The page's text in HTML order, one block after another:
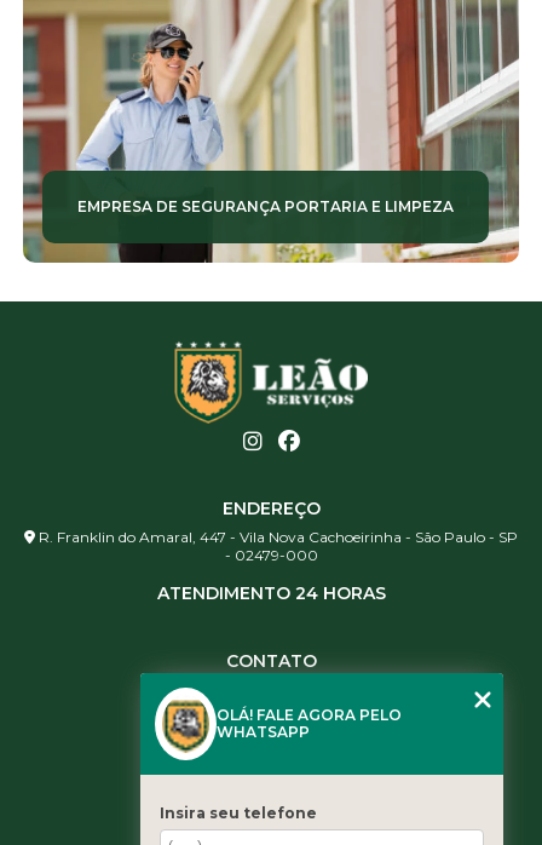
EMPRESA DE SEGURANÇA PORTARIA E LIMPEZA
ENDEREÇO
R. Franklin do Amaral, 447 - Vila Nova Cachoeirinha - São Paulo - SP
- 02479-000
ATENDIMENTO 24 HORAS
CONTATO
(11) 3461-5871
contato@leaoservicos.com.br
OLÁ! FALE AGORA PELO
WHATSAPP
Insira seu telefone